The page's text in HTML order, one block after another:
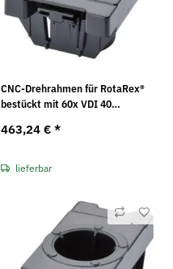
CNC-Drehrahmen für RotaRex®
bestückt mit 60x VDI 40
(BxTxH): 74 x 103 x 17
463,24 € *
lieferbar